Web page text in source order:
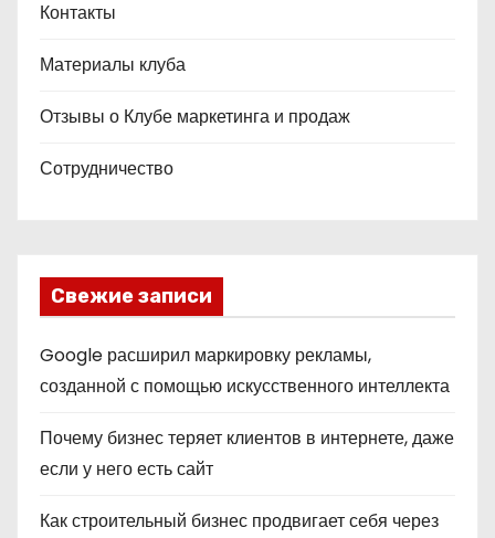
Контакты
Материалы клуба
Отзывы о Клубе маркетинга и продаж
Сотрудничество
Свежие записи
Google расширил маркировку рекламы,
созданной с помощью искусственного интеллекта
Почему бизнес теряет клиентов в интернете, даже
если у него есть сайт
Как строительный бизнес продвигает себя через